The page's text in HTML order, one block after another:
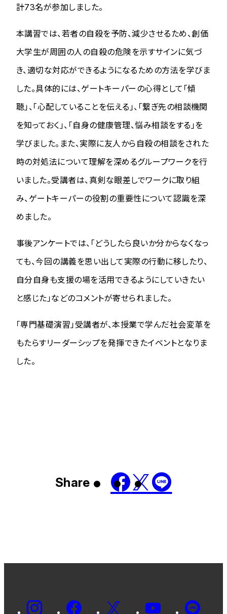
計73名が参加しました。
本講習では、若者の自殺を予防、減少させるため、創価
大学生が周囲の人の自殺の危険を示すサインに気づ
き、適切な対応ができるようになるための方法を学びま
した。具体的には、ゲートキーパーの心得として「傾
聴」、「心配していることを伝える」、「繋ぎ先の相談機関
を知っておく」、「自身の健康管理、悩み相談をする」を
学びました。また、実際に友人から自殺の相談をされた
時の対処法について理解を深めるグループワークを行
いました。受講者は、真剣な眼差しでワークに取り組
み、ゲートキーパーの役割の重要性について認識を深
めました。
事後アンケートでは、「どうしたら良いか分からなくなっ
ても、今回の講義を思い出して実際の行動に移したり、
自分自身も支援の場を活用できるようにしていきたい
と感じた」などのコメントが寄せられました。
「専門基礎演習」受講者が、本授業で学んだ社会変革を
もたらすリーダーシップを発揮できたイベントとなりま
した。
Share